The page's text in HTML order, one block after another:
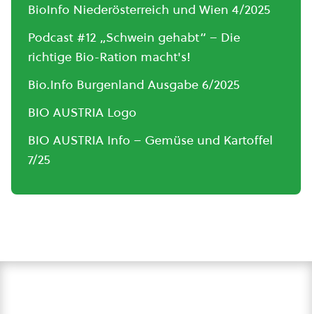
BioInfo Niederösterreich und Wien 4/2025
Podcast #12 „Schwein gehabt“ – Die
richtige Bio-Ration macht's!
Bio.Info Burgenland Ausgabe 6/2025
BIO AUSTRIA Logo
BIO AUSTRIA Info – Gemüse und Kartoffel
7/25